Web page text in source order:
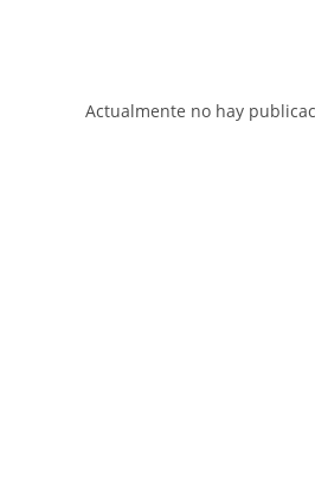
Actualmente no hay